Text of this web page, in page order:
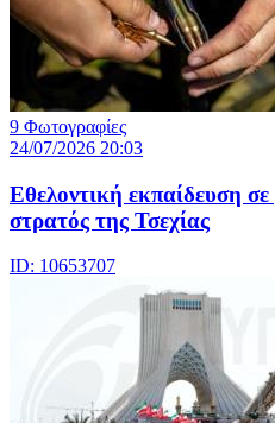
9 Φωτογραφίες
24/07/2026 20:03
Eθελοντική εκπαίδευση
στρατός της Τσεχίας
ID: 10653707